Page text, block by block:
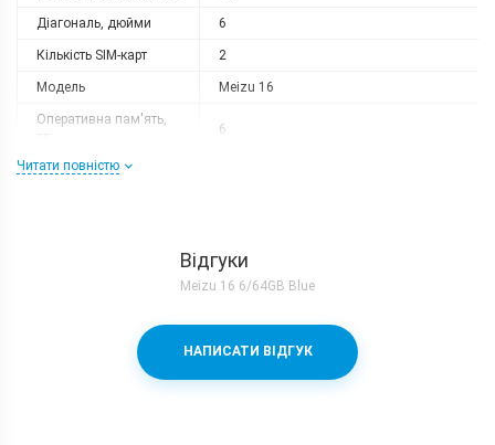
Діагональ, дюйми 6
Кількість SIM-карт 2
Модель Meizu 16
Оперативна пам'ять,
6
Роздільна здатність
Qualcomm Snapdragon 710 + Adreno
616
Читати повністю
Відгуки
Meizu 16 6/64GB Blue
НАПИСАТИ ВІДГУК